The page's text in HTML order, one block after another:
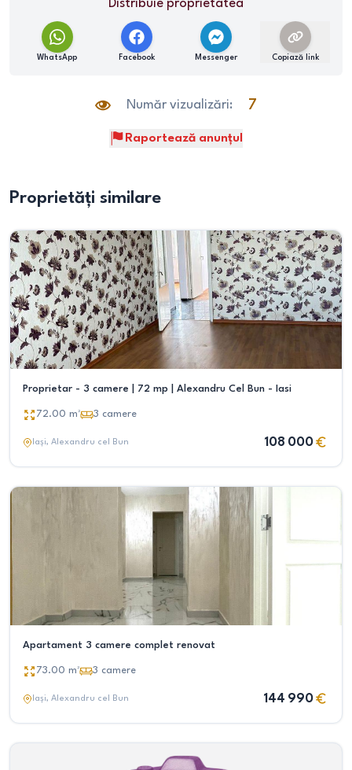
Distribuie proprietatea
WhatsApp Facebook Messenger Copiază link
Număr vizualizări: 7
Raportează anunțul
Proprietăți similare
Proprietar - 3 camere | 72 mp | Alexandru Cel Bun - Iasi
72.00 m² 3 camere
Iași, Alexandru cel Bun 108 000
Apartament 3 camere complet renovat
73.00 m² 3 camere
Iași, Alexandru cel Bun 144 990